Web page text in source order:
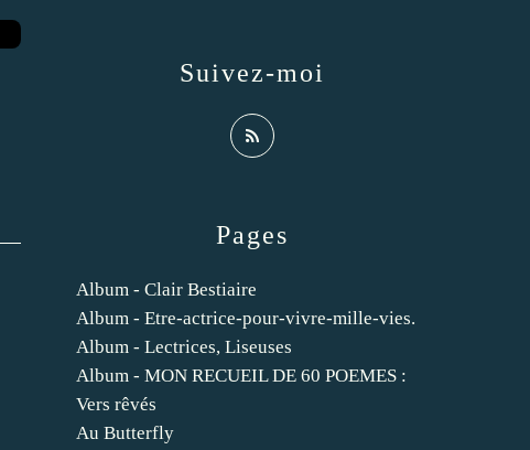
Pages
Album - Clair Bestiaire
Album - Etre-actrice-pour-vivre-mille-vies.
Album - Lectrices, Liseuses
Album - MON RECUEIL DE 60 POEMES :
Vers rêvés
Au Butterfly
Suivez-moi